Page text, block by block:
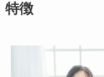
特徴